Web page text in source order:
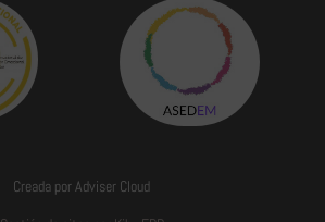
Creada por Adviser Cloud